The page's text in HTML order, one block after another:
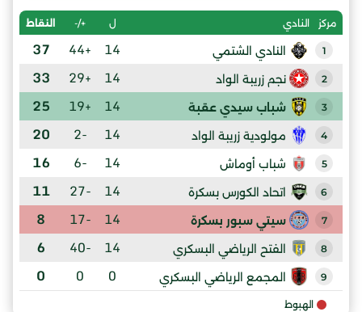
مركز النادي ل +/- النقاط
1 النادي الشتمي 14
+44
37
2 نجم زريبة الواد 14
+29
33
3 شباب سيدي عقبة 14
+19
25
4 مولودية زريبة الواد 14
-2
20
5 شباب أوماش 14
-6
16
6 اتحاد الكورس بسكرة 14
-27
11
7 سيتي سبور بسكرة 14
-17
8
8 الفتح الرياضي البسكري 14
-40
6
9 المجمع الرياضي البسكري 0
0
0
الهبوط